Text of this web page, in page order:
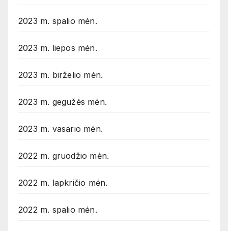
2023 m. spalio mėn.
2023 m. liepos mėn.
2023 m. birželio mėn.
2023 m. gegužės mėn.
2023 m. vasario mėn.
2022 m. gruodžio mėn.
2022 m. lapkričio mėn.
2022 m. spalio mėn.